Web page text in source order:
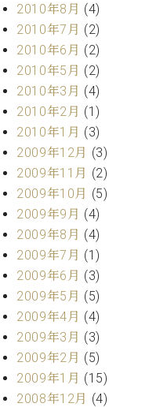
Musikgasse（音
楽の小道）
2010年8月 (4)
2010年7月 (2)
2010年6月 (2)
2010年5月 (2)
2010年3月 (4)
2010年2月 (1)
2010年1月 (3)
2009年12月 (3)
2009年11月 (2)
2009年10月 (5)
2009年9月 (4)
2009年8月 (4)
2009年7月 (1)
2009年6月 (3)
2009年5月 (5)
2009年4月 (4)
2009年3月 (3)
2009年2月 (5)
2009年1月 (15)
2008年12月 (4)